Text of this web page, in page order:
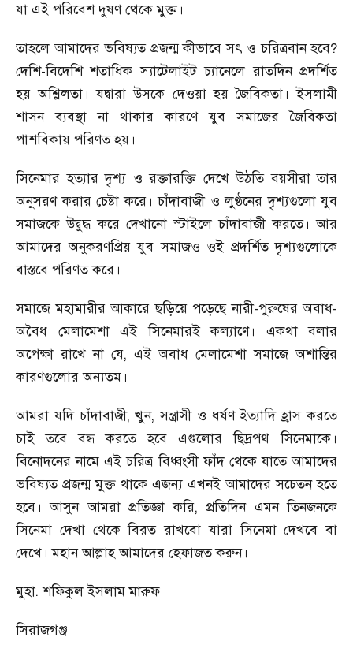
যা এই পরিবেশ দুষণ থেকে মুক্ত।
তাহলে আমাদের ভবিষ্যত প্রজন্ম কীভাবে সৎ ও চরিত্রবান হবে?
দেশি-বিদেশি শতাধিক স্যাটেলাইট চ্যানেলে রাতদিন প্রদর্শিত
হয় অশ্লিলতা। যদ্বারা উসকে দেওয়া হয় জৈবিকতা। ইসলামী
শাসন ব্যবস্থা না থাকার কারণে যুব সমাজের জৈবিকতা
পাশবিকায় পরিণত হয়।
সিনেমার হত্যার দৃশ্য ও রক্তারক্তি দেখে উঠতি বয়সীরা তার
অনুসরণ করার চেষ্টা করে। চাঁদাবাজী ও লুণ্ঠনের দৃশ্যগুলো যুব
সমাজকে উদ্বুদ্ধ করে দেখানো স্টাইলে চাঁদাবাজী করতে। আর
আমাদের অনুকরণপ্রিয় যুব সমাজও ওই প্রদর্শিত দৃশ্যগুলোকে
বাস্তবে পরিণত করে।
সমাজে মহামারীর আকারে ছড়িয়ে পড়েছে নারী-পুরুষের অবাধ-
অবৈধ মেলামেশা এই সিনেমারই কল্যাণে। একথা বলার
অপেক্ষা রাখে না যে, এই অবাধ মেলামেশা সমাজে অশান্তির
কারণগুলোর অন্যতম।
আমরা যদি চাঁদাবাজী,খুন,সন্ত্রাসী ও ধর্ষণ ইত্যাদি হ্রাস করতে
চাই তবে বন্ধ করতে হবে এগুলোর ছিদ্রপথ সিনেমাকে।
বিনোদনের নামে এই চরিত্র বিধ্বংসী ফাঁদ থেকে যাতে আমাদের
ভবিষ্যত প্রজন্ম মুক্ত থাকে এজন্য এখনই আমাদের সচেতন হতে
হবে। আসুন আমরা প্রতিজ্ঞা করি,প্রতিদিন এমন তিনজনকে
সিনেমা দেখা থেকে বিরত রাখবো যারা সিনেমা দেখবে বা
দেখে। মহান আল্লাহ আমাদের হেফাজত করুন।
মুহা. শফিকুল ইসলাম মারুফ
সিরাজগঞ্জ